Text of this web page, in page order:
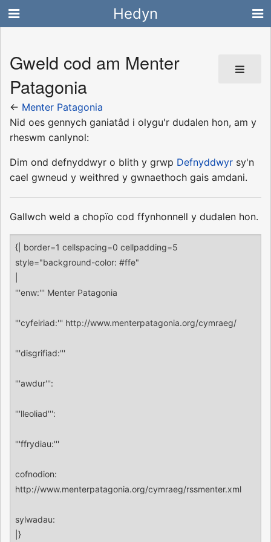
Hedyn
Gweld cod am Menter
Patagonia
← Menter Patagonia
Nid oes gennych ganiatâd i olygu'r dudalen hon, am y
rheswm canlynol:
Dim ond defnyddwyr o blith y grwp Defnyddwyr sy'n
cael gwneud y weithred y gwnaethoch gais amdani.
Gallwch weld a chopïo cod ffynhonnell y dudalen hon.